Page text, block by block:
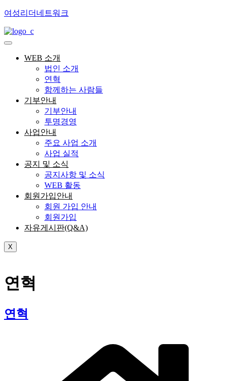
여성리더네트워크
WEB 소개
법인 소개
연혁
함께하는 사람들
기부안내
기부안내
투명경영
사업안내
주요 사업 소개
사업 실적
공지 및 소식
공지사항 및 소식
WEB 활동
회원가입안내
회원 가입 안내
회원가입
자유게시판(Q&A)
X
연혁
연혁